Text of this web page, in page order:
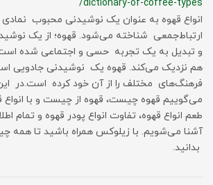
/dictionary-of-coffee-types
انواع قهوه به عنوان یک نوشیدنی محبوب نمادی
ارتباط‌جمعی شناخته می‌شود. قهوه؛ از یک
و تبدیل به یک تجربه حسی و اجتماعی شده است
هم نزدیک می‌کند. قهوه یک نوشیدنی جادویی
فرهنگ‌های مختلف را از آن خود کرده است.در
می‌گوییم قهوه چیست، قهوه از چیست و با
طعم انواع قهوه، تفاوت انواع پودر قهوه و تمام
آشنا می‌شویم. با زیلوکس همراه باشید تا همه چیز
بدانید.